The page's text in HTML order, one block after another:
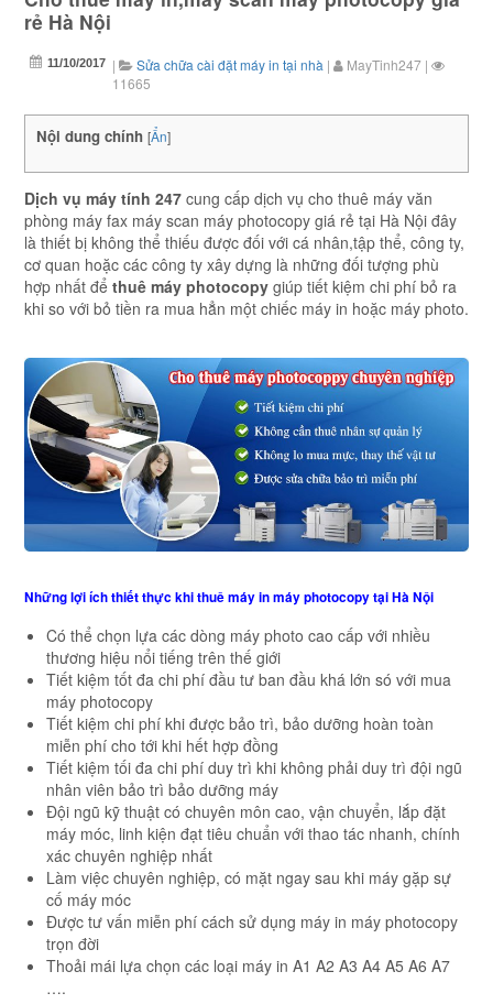
rẻ Hà Nội
11/10/2017 | Sửa chữa cài đặt máy in tại nhà | MayTinh247 |
11665
Nội dung chính [Ẩn]
Dịch vụ máy tính 247 cung cấp dịch vụ cho thuê máy văn
phòng máy fax máy scan máy photocopy giá rẻ tại Hà Nội đây
là thiết bị không thể thiếu được đối với cá nhân,tập thể, công ty,
cơ quan hoặc các công ty xây dựng là những đối tượng phù
hợp nhất để thuê máy photocopy giúp tiết kiệm chi phí bỏ ra
khi so với bỏ tiền ra mua hẳn một chiếc máy in hoặc máy photo.
Những lợi ích thiết thực khi thuê máy in máy photocopy tại Hà Nội
Có thể chọn lựa các dòng máy photo cao cấp với nhiều
thương hiệu nổi tiếng trên thế giới
Tiết kiệm tốt đa chi phí đầu tư ban đầu khá lớn só với mua
máy photocopy
Tiết kiệm chi phí khi được bảo trì, bảo dưỡng hoàn toàn
miễn phí cho tới khi hết hợp đồng
Tiết kiệm tối đa chi phí duy trì khi không phải duy trì đội ngũ
nhân viên bảo trì bảo dưỡng máy
Đội ngũ kỹ thuật có chuyên môn cao, vận chuyển, lắp đặt
máy móc, linh kiện đạt tiêu chuẩn với thao tác nhanh, chính
xác chuyên nghiệp nhất
Làm việc chuyên nghiệp, có mặt ngay sau khi máy gặp sự
cố máy móc
Được tư vấn miễn phí cách sử dụng máy in máy photocopy
trọn đời
Thoải mái lựa chọn các loại máy in A1 A2 A3 A4 A5 A6 A7
….